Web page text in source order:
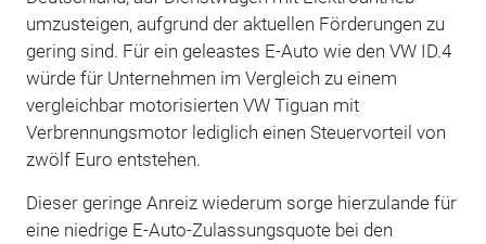
umzusteigen, aufgrund der aktuellen Förderungen zu
gering sind. Für ein geleastes E-Auto wie den VW ID.4
würde für Unternehmen im Vergleich zu einem
vergleichbar motorisierten VW Tiguan mit
Verbrennungsmotor lediglich einen Steuervorteil von
zwölf Euro entstehen.
Dieser geringe Anreiz wiederum sorge hierzulande für
eine niedrige E-Auto-Zulassungsquote bei den